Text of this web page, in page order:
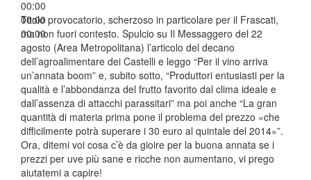
00:00
00:00
00:00
Titolo provocatorio, scherzoso in particolare per il Frascati,
ma non fuori contesto. Spulcio su Il Messaggero del 22
agosto (Area Metropolitana) l’articolo del decano
dell’agroalimentare dei Castelli e leggo “Per il vino arriva
un’annata boom” e, subito sotto, “Produttori entusiasti per la
qualità e l’abbondanza del frutto favorito dal clima ideale e
dall’assenza di attacchi parassitari” ma poi anche “La gran
quantità di materia prima pone il problema del prezzo «che
difficilmente potrà superare i 30 euro al quintale del 2014»”.
Ora, ditemi voi cosa c’è da gioire per la buona annata se i
prezzi per uve più sane e ricche non aumentano, vi prego
aiutatemi a capire!